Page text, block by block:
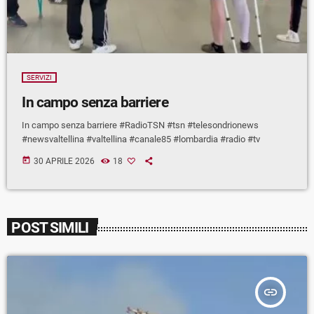
SERVIZI
In campo senza barriere
In campo senza barriere #RadioTSN #tsn #telesondrionews
#newsvaltellina #valtellina #canale85 #lombardia #radio #tv
today 30 APRILE 2026 18
POST SIMILI
insert_link